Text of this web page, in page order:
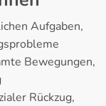
Aufgaben,
Bewegungen,
Rückzug,